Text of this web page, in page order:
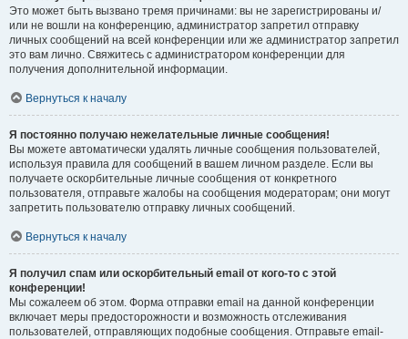
Это может быть вызвано тремя причинами: вы не зарегистрированы и/
или не вошли на конференцию, администратор запретил отправку
личных сообщений на всей конференции или же администратор запретил
это вам лично. Свяжитесь с администратором конференции для
получения дополнительной информации.
Вернуться к началу
Я постоянно получаю нежелательные личные сообщения!
Вы можете автоматически удалять личные сообщения пользователей,
используя правила для сообщений в вашем личном разделе. Если вы
получаете оскорбительные личные сообщения от конкретного
пользователя, отправьте жалобы на сообщения модераторам; они могут
запретить пользователю отправку личных сообщений.
Вернуться к началу
Я получил спам или оскорбительный email от кого-то с этой
конференции!
Мы сожалеем об этом. Форма отправки email на данной конференции
включает меры предосторожности и возможность отслеживания
пользователей, отправляющих подобные сообщения. Отправьте email-